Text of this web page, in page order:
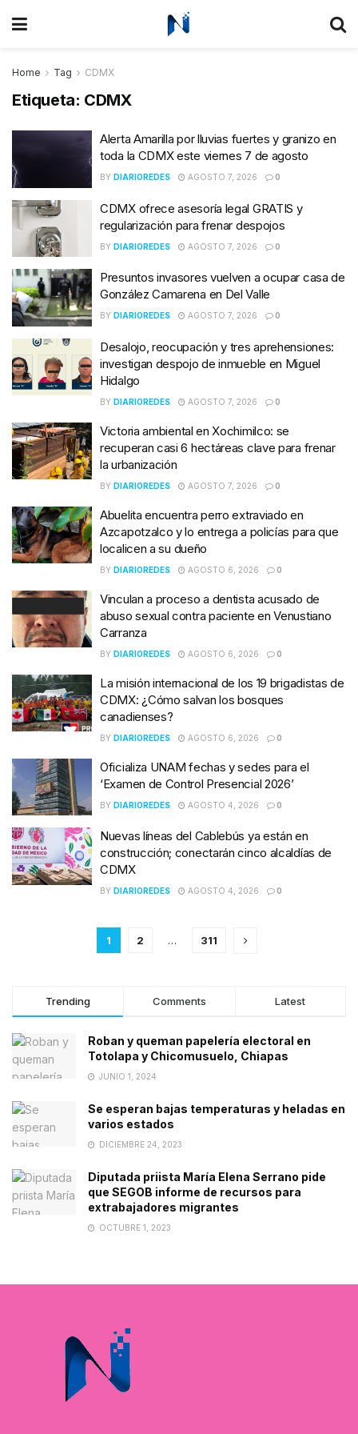
Home Tag CDMX
Etiqueta: CDMX
Alerta Amarilla por lluvias fuertes y granizo en
toda la CDMX este viernes 7 de agosto
BY DIARIOREDES AGOSTO 7, 2026 0
CDMX ofrece asesoría legal GRATIS y
regularización para frenar despojos
BY DIARIOREDES AGOSTO 7, 2026 0
Presuntos invasores vuelven a ocupar casa de
González Camarena en Del Valle
BY DIARIOREDES AGOSTO 7, 2026 0
Desalojo, reocupación y tres aprehensiones:
investigan despojo de inmueble en Miguel
Hidalgo
BY DIARIOREDES AGOSTO 7, 2026 0
Victoria ambiental en Xochimilco: se
recuperan casi 6 hectáreas clave para frenar
la urbanización
BY DIARIOREDES AGOSTO 7, 2026 0
Abuelita encuentra perro extraviado en
Azcapotzalco y lo entrega a policías para que
localicen a su dueño
BY DIARIOREDES AGOSTO 6, 2026 0
Vinculan a proceso a dentista acusado de
abuso sexual contra paciente en Venustiano
Carranza
BY DIARIOREDES AGOSTO 6, 2026 0
La misión internacional de los 19 brigadistas de
CDMX: ¿Cómo salvan los bosques
canadienses?
BY DIARIOREDES AGOSTO 6, 2026 0
Oficializa UNAM fechas y sedes para el
‘Examen de Control Presencial 2026’
BY DIARIOREDES AGOSTO 4, 2026 0
Nuevas líneas del Cablebús ya están en
construcción; conectarán cinco alcaldías de
CDMX
BY DIARIOREDES AGOSTO 4, 2026 0
1 2 … 311
Trending Comments Latest
Roban y queman papelería electoral en
Totolapa y Chicomusuelo, Chiapas
JUNIO 1, 2024
Se esperan bajas temperaturas y heladas en
varios estados
DICIEMBRE 24, 2023
Diputada priista María Elena Serrano pide
que SEGOB informe de recursos para
extrabajadores migrantes
OCTUBRE 1, 2023